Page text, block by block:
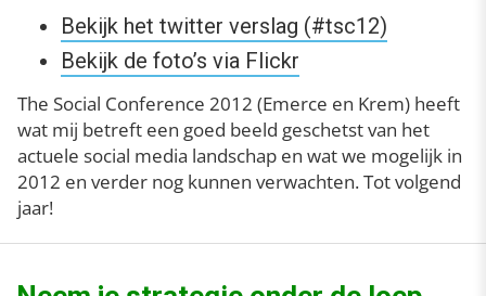
Bekijk het twitter verslag (#tsc12)
Bekijk de foto’s via Flickr
The Social Conference 2012 (Emerce en Krem) heeft
wat mij betreft een goed beeld geschetst van het
actuele social media landschap en wat we mogelijk in
2012 en verder nog kunnen verwachten. Tot volgend
jaar!